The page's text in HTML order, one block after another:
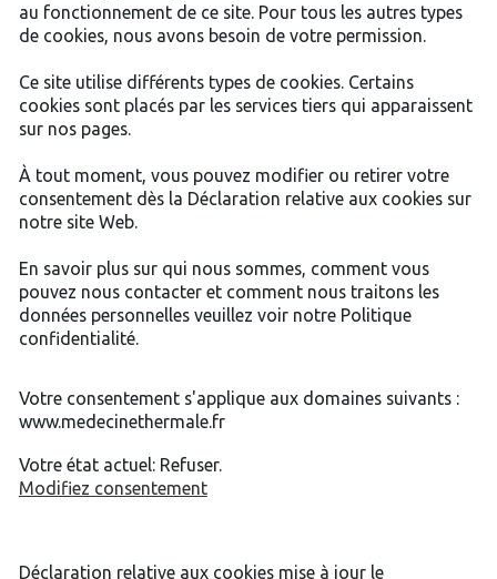
au fonctionnement de ce site. Pour tous les autres types
de cookies, nous avons besoin de votre permission.
Ce site utilise différents types de cookies. Certains
cookies sont placés par les services tiers qui apparaissent
sur nos pages.
À tout moment, vous pouvez modifier ou retirer votre
consentement dès la Déclaration relative aux cookies sur
notre site Web.
En savoir plus sur qui nous sommes, comment vous
pouvez nous contacter et comment nous traitons les
données personnelles veuillez voir notre Politique
confidentialité.
Votre consentement s'applique aux domaines suivants :
www.medecinethermale.fr
Votre état ​​actuel: Refuser.
Modifiez consentement
Déclaration relative aux cookies mise à jour le